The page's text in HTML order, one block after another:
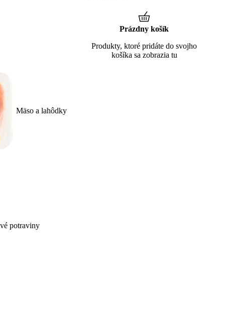
Mäso a lahôdky
potraviny
Prázdny košík
Produkty, ktoré pridáte do svojho
košíka sa zobrazia tu